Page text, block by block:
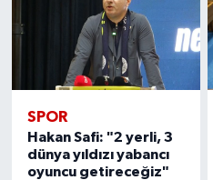
SPOR
Hakan Safi: "2 yerli, 3
dünya yıldızı yabancı
oyuncu getireceğiz"